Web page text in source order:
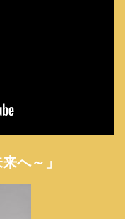
へ～」